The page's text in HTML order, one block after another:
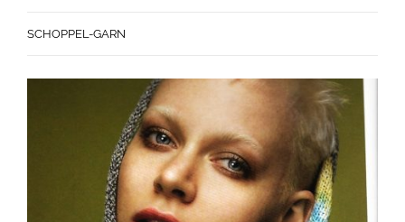
SCHOPPEL-GARN